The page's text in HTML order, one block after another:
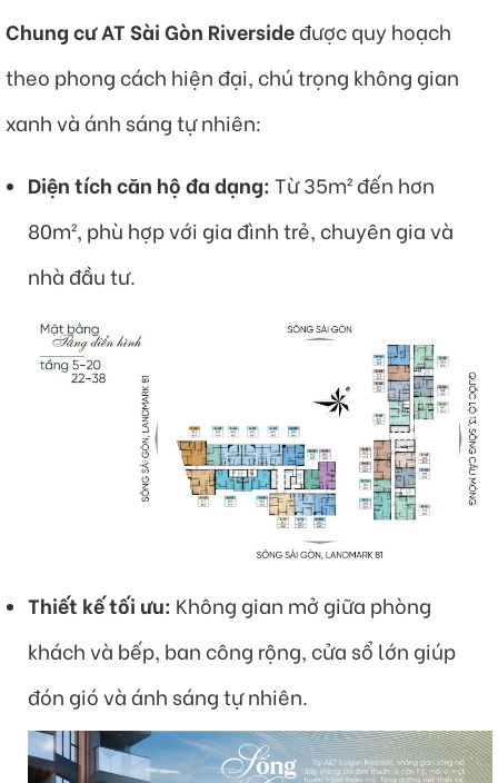
Chung cư AT Sài Gòn Riversideđược quy hoạch
theo phong cách hiện đại, chú trọng không gian
xanh và ánh sáng tự nhiên:
Diện tích căn hộ đa dạng:Từ 35m² đến hơn
80m², phù hợp với gia đình trẻ, chuyên gia và
nhà đầu tư.
Thiết kế tối ưu: Không gian mở giữa phòng
khách và bếp, ban công rộng, cửa sổ lớn giúp
đón gió và ánh sáng tự nhiên.